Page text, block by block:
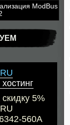
ModBus
5%
560A